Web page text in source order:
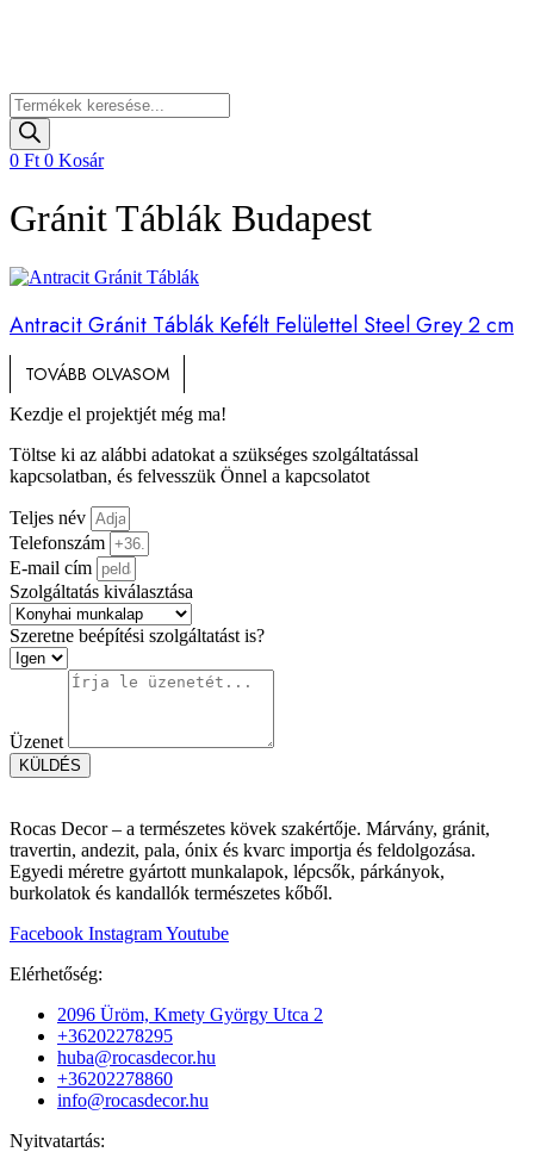
Products
search
0 Ft 0 Kosár
Gránit Táblák Budapest
Antracit Gránit Táblák Kefélt Felülettel Steel Grey 2 cm
TOVÁBB OLVASOM
Kezdje el projektjét még ma!
Töltse ki az alábbi adatokat a szükséges szolgáltatással
kapcsolatban, és felvesszük Önnel a kapcsolatot
Teljes név
Telefonszám
E-mail cím
Szolgáltatás kiválasztása
Szeretne beépítési szolgáltatást is?
Üzenet
KÜLDÉS
Rocas Decor – a természetes kövek szakértője. Márvány, gránit,
travertin, andezit, pala, ónix és kvarc importja és feldolgozása.
Egyedi méretre gyártott munkalapok, lépcsők, párkányok,
burkolatok és kandallók természetes kőből.
Facebook InstagramYoutube
Elérhetőség:
2096 Üröm, Kmety György Utca 2
+36202278295
huba@rocasdecor.hu
+36202278860
info@rocasdecor.hu
Nyitvatartás: